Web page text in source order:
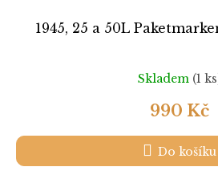
1945, 25 a 50L
Skladem (1
990 Kč
Do košíku